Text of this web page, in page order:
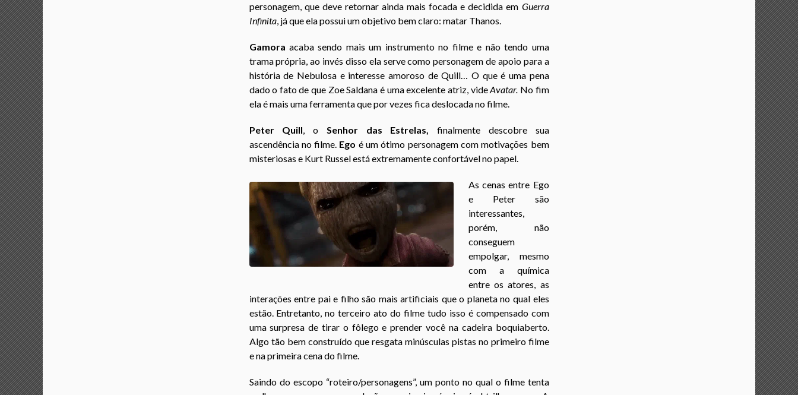
personagem, que deve retornar ainda mais focada e decidida em Guerra
Infinita, já que ela possui um objetivo bem claro: matar Thanos.
Gamora acaba sendo mais um instrumento no filme e não tendo uma
trama própria, ao invés disso ela serve como personagem de apoio para a
história de Nebulosa e interesse amoroso de Quill… O que é uma pena
dado o fato de que Zoe Saldana é uma excelente atriz, videAvatar. No fim
ela é mais uma ferramenta que por vezes fica deslocada no filme.
Peter Quill, o Senhor das Estrelas, finalmente descobre sua
ascendência no filme. Ego é um ótimo personagem com motivações bem
misteriosas e Kurt Russel está extremamente confortável no papel.
As cenas entre Ego
e Peter são
interessantes,
porém, não
conseguem
empolgar, mesmo
com a química
entre os atores, as
interações entre pai e filho são mais artificiais que o planeta no qual eles
estão. Entretanto, no terceiro ato do filme tudo isso é compensado com
uma surpresa de tirar o fôlego e prender você na cadeira boquiaberto.
Algo tão bem construído que resgata minúsculas pistas no primeiro filme
e na primeira cena do filme.
Saindo do escopo “roteiro/personagens”, um ponto no qual o filme tenta